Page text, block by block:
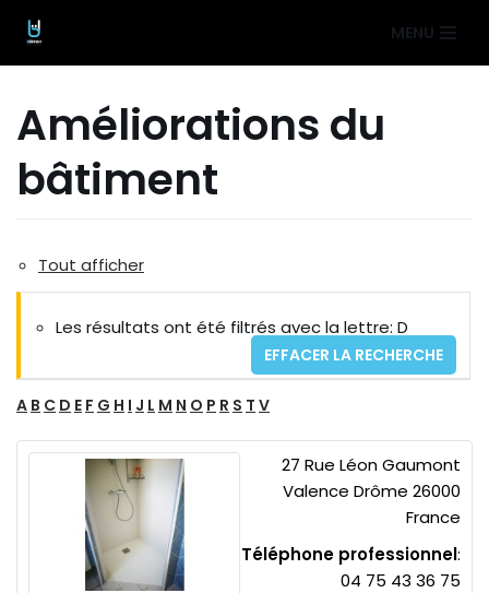
Aller
au
MENU
Améliorations du
bâtiment
Tout afficher
Les résultats ont été filtrés avec la lettre: D
EFFACER LA RECHERCHE
A B C D E F G H I J L M N O P R S T V
27 Rue Léon Gaumont
Valence Drôme 26000
France
Téléphone professionnel:
04 75 43 36 75